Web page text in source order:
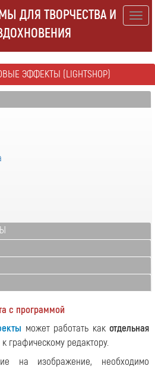
ДЛЯ ТВОРЧЕСТВА И
ЭФФЕКТЫ (LIGHTSHOP)
с программой
может работать как отдельная
к графическому редактору.
на изображение, необходимо